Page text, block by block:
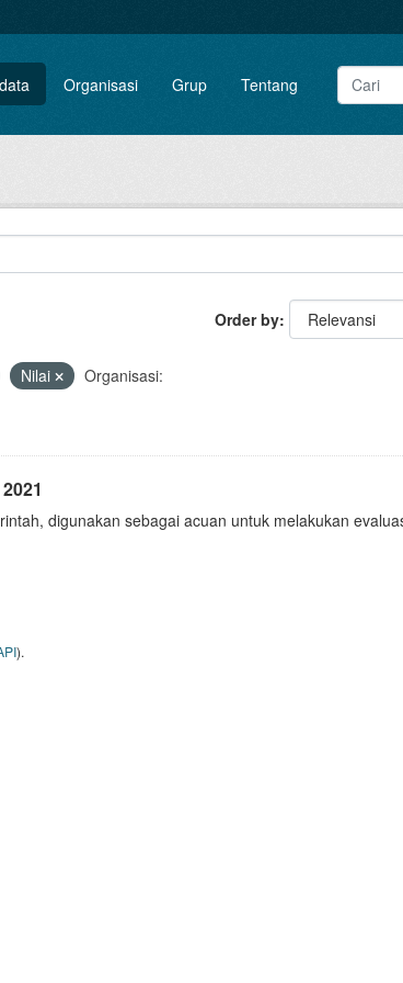
Organisasi Grup Tentang
Order by
Nilai
Organisasi:
digunakan sebagai acuan untuk melakukan
).